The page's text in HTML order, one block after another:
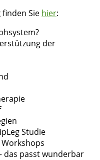
finden Sie hier:
der
Studie
das passt wunderbar